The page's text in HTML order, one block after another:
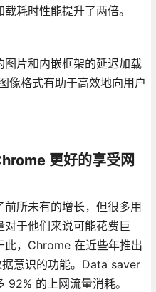
耗时性能提升了两倍。
片和内嵌框架的延迟加载
像格式有助于高效地向用户
更好的享受网
所未有的增长，但很多用
于他们来说可能花费巨
此，Chrome 在近些年推出
意识的功能。Data saver
92% 的上网流量消耗。